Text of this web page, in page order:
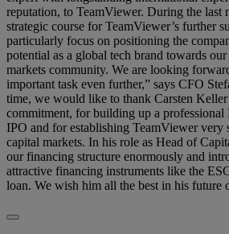
reputation, to TeamViewer. During the last
strategic course for TeamViewer’s further
particularly focus on positioning the
potential as a global tech brand towards
markets community. We are looking
important task even further,” says CFO
time, we would like to thank Carsten
commitment, for building up a professional
IPO and for establishing TeamViewer very
capital markets. In his role as Head of
our financing structure enormously and
attractive financing instruments like the
loan. We wish him all the best in his future